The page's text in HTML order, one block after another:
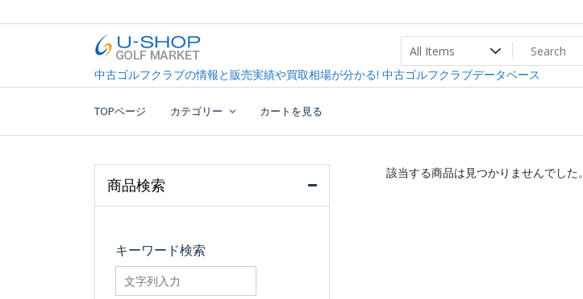
to
U-SHOP Golf Market dev
中古ゴルフクラブ最大級！U-SHOPゴルフマーケット
中古ゴルフクラブの情報と販売実績や買取相場が分かる! 中古ゴルフクラブデータベース
TOPページ カテゴリー カートを見る
該当する商品は見つかりませんでした。
商品検索
キーワード検索
searchfilter_pro